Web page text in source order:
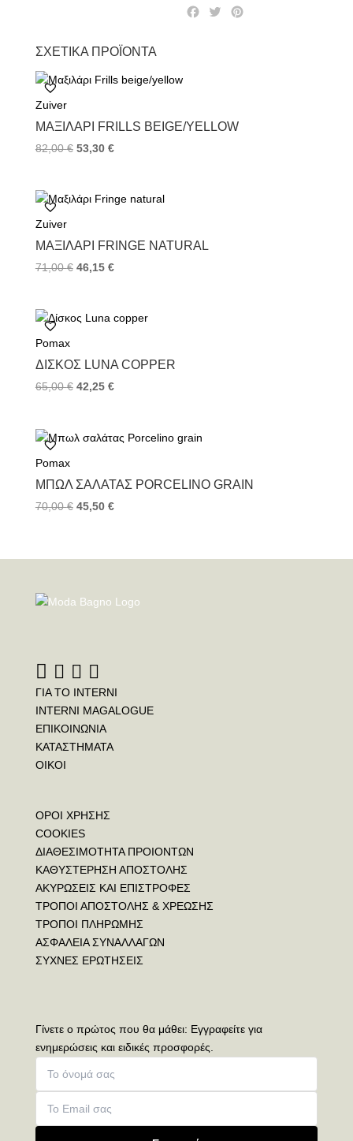
k
T
ΣΧΕΤΙΚΆ ΠΡΟΪΌΝΤΑ
Zuiver
ΜΑΞΙΛΆΡΙ FRILLS BEIGE/YELLOW
82,00€ 53,30 €
Zuiver
ΜΑΞΙΛΆΡΙ FRINGE NATURAL
71,00€ 46,15 €
Pomax
ΔΊΣΚΟΣ LUNA COPPER
65,00€ 42,25 €
Pomax
ΜΠΩΛ ΣΑΛΆΤΑΣ PORCELINO GRAIN
70,00€ 45,50 €
ΓΙΑ ΤΟ INTERNI
INTERNI MAGALOGUE
ΕΠΙΚΟΙΝΩΝΙΑ
ΚΑΤΑΣΤΗΜΑΤΑ
ΟΙΚΟΙ
ΟΡΟΙ ΧΡΗΣΗΣ
COOKIES
ΔΙΑΘΕΣΙΜΟΤΗΤΑ ΠΡΟΙΟΝΤΩΝ
ΚΑΘΥΣΤΕΡΗΣΗ ΑΠΟΣΤΟΛΗΣ
ΑΚΥΡΩΣΕΙΣ ΚΑΙ ΕΠΙΣΤΡΟΦΕΣ
ΤΡΟΠΟΙ ΑΠΟΣΤΟΛΗΣ & ΧΡΕΩΣΗΣ
ΤΡΟΠΟΙ ΠΛΗΡΩΜΗΣ
ΑΣΦΑΛΕΙΑ ΣΥΝΑΛΛΑΓΩΝ
ΣΥΧΝΕΣ ΕΡΩΤΗΣΕΙΣ
Γίνετε ο πρώτος που θα μάθει: Εγγραφείτε για
ενημερώσεις και ειδικές προσφορές.